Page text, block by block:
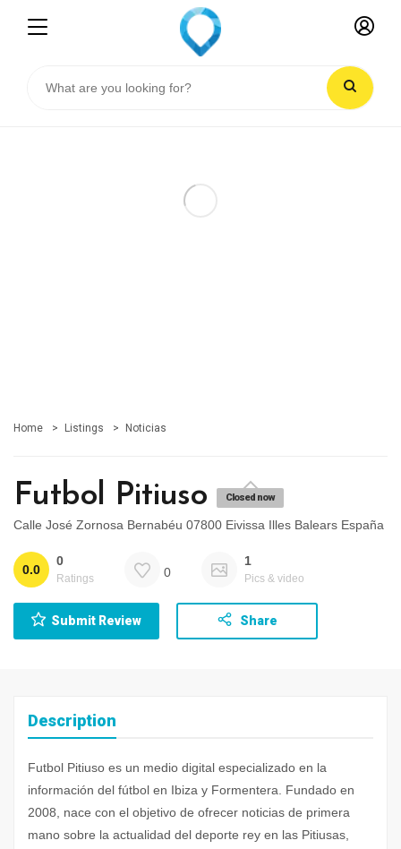
Home Listings Noticias
Futbol Pitiuso Closed now
Calle José Zornosa Bernabéu 07800 Eivissa Illes Balears España
0.0
0
Ratings 0
1
Pics & video
Submit Review Share
Description
Futbol Pitiuso es un medio digital especializado en la
información del fútbol en Ibiza y Formentera. Fundado en
2008, nace con el objetivo de ofrecer noticias de primera
mano sobre la actualidad del deporte rey en las Pitiusas,